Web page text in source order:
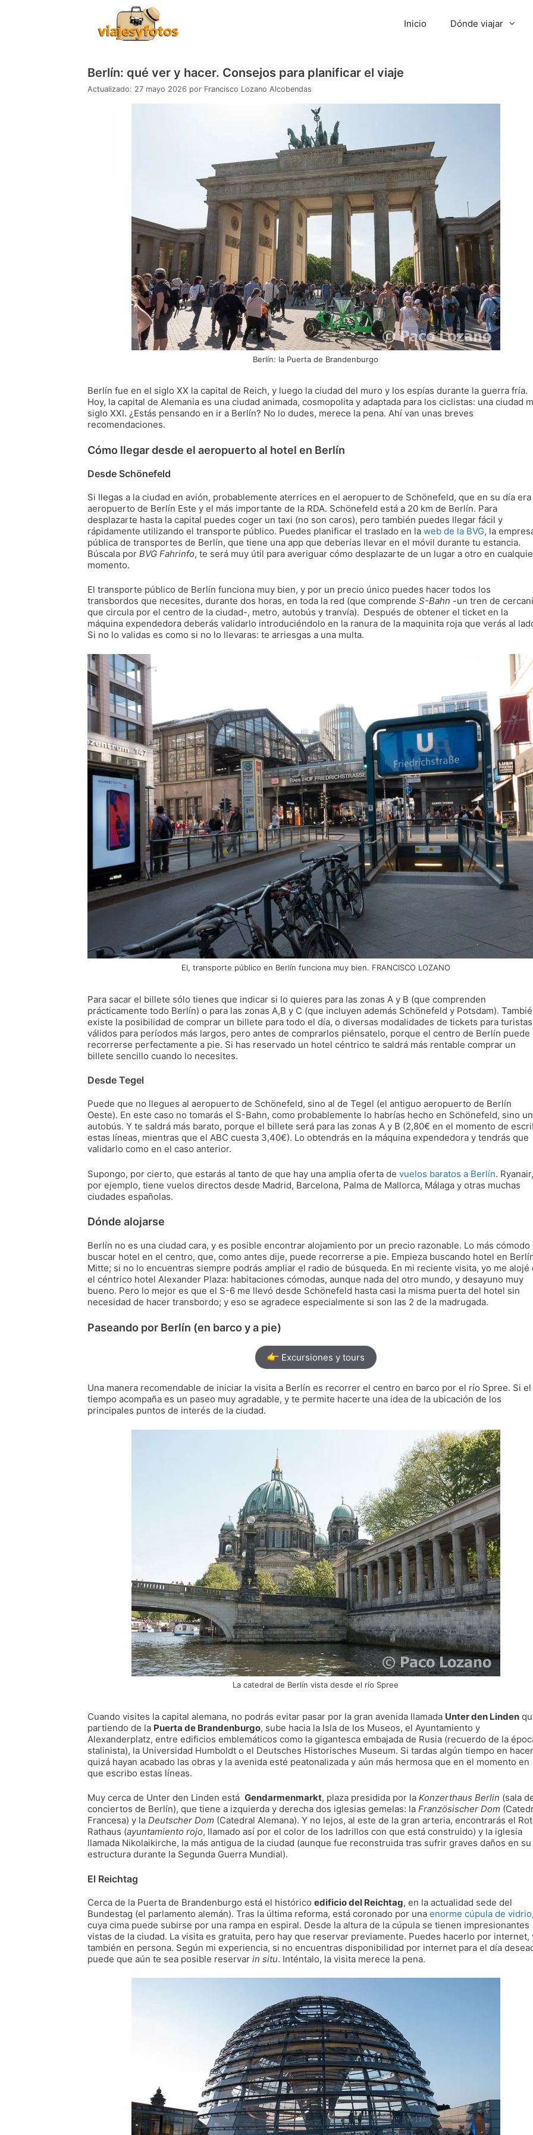
Inicio Dónde viajar
Berlín: qué ver y hacer. Consejos para planificar el viaje
27 mayo 2026 por Francisco Lozano Alcobendas
Berlín: la Puerta de Brandenburgo
Berlín fue en el siglo XX la capital de Reich, y luego la ciudad del muro y los espías durante la guerra fría.
Hoy, la capital de Alemania es una ciudad animada, cosmopolita y adaptada para los ciclistas: una ciudad
siglo XXI. ¿Estás pensando en ir a Berlín? No lo dudes, merece la pena. Ahí van unas breves
recomendaciones.
Cómo llegar desde el aeropuerto al hotel en Berlín
Desde Schönefeld
Si llegas a la ciudad en avión, probablemente aterrices en el aeropuerto de Schönefeld, que en su día
aeropuerto de Berlín Este y el más importante de la RDA. Schönefeld está a 20 km de Berlín. Para
desplazarte hasta la capital puedes coger un taxi (no son caros), pero también puedes llegar fácil y
rápidamente utilizando el transporte público. Puedes planificar el traslado en la web de la BVG, la
pública de transportes de Berlín, que tiene una app que deberías llevar en el móvil durante tu estancia.
Búscala por BVG Fahrinfo, te será muy útil para averiguar cómo desplazarte de un lugar a otro en
momento.
El transporte público de Berlín funciona muy bien, y por un precio único puedes hacer todos los
transbordos que necesites, durante dos horas, en toda la red (que comprende S-Bahn -un tren de
que circula por el centro de la ciudad-, metro, autobús y tranvía). Después de obtener el ticket en la
máquina expendedora deberás validarlo introduciéndolo en la ranura de la maquinita roja que verás al
Si no lo validas es como si no lo llevaras: te arriesgas a una multa.
El, transporte público en Berlín funciona muy bien. FRANCISCO LOZANO
Para sacar el billete sólo tienes que indicar si lo quieres para las zonas A y B (que comprenden
prácticamente todo Berlín) o para las zonas A,B y C (que incluyen además Schönefeld y Potsdam).
existe la posibilidad de comprar un billete para todo el día, o diversas modalidades de tickets para turistas
válidos para períodos más largos, pero antes de comprarlos piénsatelo, porque el centro de Berlín puede
recorrerse perfectamente a pie. Si has reservado un hotel céntrico te saldrá más rentable comprar un
billete sencillo cuando lo necesites.
Desde Tegel
Puede que no llegues al aeropuerto de Schönefeld, sino al de Tegel (el antiguo aeropuerto de Berlín
Oeste). En este caso no tomarás el S-Bahn, como probablemente lo habrías hecho en Schönefeld, sino un
autobús. Y te saldrá más barato, porque el billete será para las zonas A y B (2,80€ en el momento de
estas líneas, mientras que el ABC cuesta 3,40€). Lo obtendrás en la máquina expendedora y tendrás que
validarlo como en el caso anterior.
Supongo, por cierto, que estarás al tanto de que hay una amplia oferta de vuelos baratos a Berlín. Ryanair,
por ejemplo, tiene vuelos directos desde Madrid, Barcelona, Palma de Mallorca, Málaga y otras muchas
ciudades españolas.
Dónde alojarse
Berlín no es una ciudad cara, y es posible encontrar alojamiento por un precio razonable. Lo más cómodo
buscar hotel en el centro, que, como antes dije, puede recorrerse a pie. Empieza buscando hotel en
Mitte; si no lo encuentras siempre podrás ampliar el radio de búsqueda. En mi reciente visita, yo me alojé
el céntrico hotel Alexander Plaza: habitaciones cómodas, aunque nada del otro mundo, y desayuno muy
bueno. Pero lo mejor es que el S-6 me llevó desde Schönefeld hasta casi la misma puerta del hotel sin
necesidad de hacer transbordo; y eso se agradece especialmente si son las 2 de la madrugada.
Paseando por Berlín (en barco y a pie)
Excursiones y tours
Una manera recomendable de iniciar la visita a Berlín es recorrer el centro en barco por el río Spree. Si el
tiempo acompaña es un paseo muy agradable, y te permite hacerte una idea de la ubicación de los
principales puntos de interés de la ciudad.
La catedral de Berlín vista desde el río Spree
Cuando visites la capital alemana, no podrás evitar pasar por la gran avenida llamada Unter den Linden
partiendo de la Puerta de Brandenburgo, sube hacia la Isla de los Museos, el Ayuntamiento y
Alexanderplatz, entre edificios emblemáticos como la gigantesca embajada de Rusia (recuerdo de la
stalinista), la Universidad Humboldt o el Deutsches Historisches Museum. Si tardas algún tiempo en
quizá hayan acabado las obras y la avenida esté peatonalizada y aún más hermosa que en el momento en
que escribo estas líneas.
Muy cerca de Unter den Linden está Gendarmenmarkt, plaza presidida por la Konzerthaus Berlin (sala
conciertos de Berlín), que tiene a izquierda y derecha dos iglesias gemelas: la Französischer Dom
Francesa) y la Deutscher Dom (Catedral Alemana). Y no lejos, al este de la gran arteria, encontrarás el
Rathaus (ayuntamiento rojo, llamado así por el color de los ladrillos con que está construido) y la iglesia
llamada Nikolaikirche, la más antigua de la ciudad (aunque fue reconstruida tras sufrir graves daños en su
estructura durante la Segunda Guerra Mundial).
El Reichtag
Cerca de la Puerta de Brandenburgo está el histórico edificio del Reichtag, en la actualidad sede del
Bundestag (el parlamento alemán). Tras la última reforma, está coronado por una enorme cúpula de vidrio
cuya cima puede subirse por una rampa en espiral. Desde la altura de la cúpula se tienen impresionantes
vistas de la ciudad. La visita es gratuita, pero hay que reservar previamente. Puedes hacerlo por internet,
también en persona. Según mi experiencia, si no encuentras disponibilidad por internet para el día
puede que aún te sea posible reservar in situ. Inténtalo, la visita merece la pena.